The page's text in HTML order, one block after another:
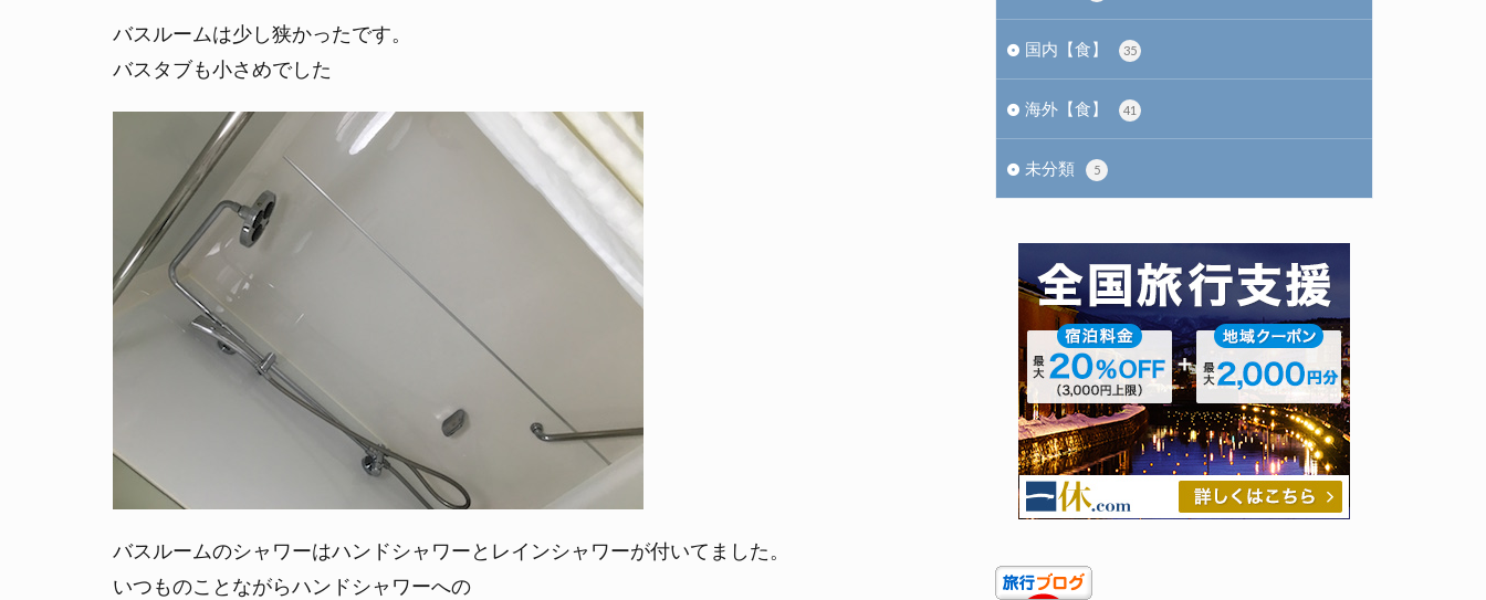
バスルームは少し狭かったです。
バスタブも小さめでした
バスルームのシャワーはハンドシャワーとレインシャワーが付いてました。
いつものことながらハンドシャワーへの
国内【食】 35
海外【食】 41
未分類 5